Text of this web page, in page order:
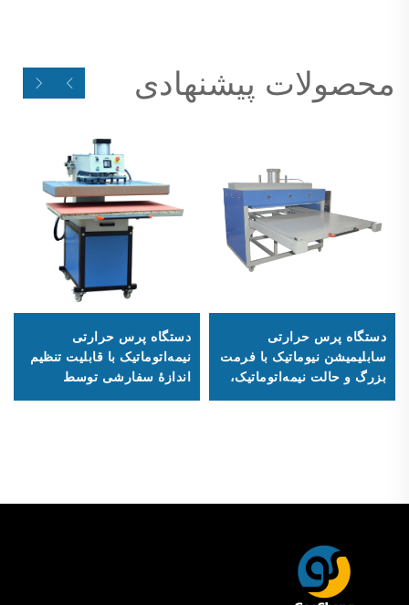
محصولات پیشنهادی
دستگاه پرس حرارتی
سابلیمیشن نیوماتیک با فرمت
بزرگ و حالت نیمه‌اتوماتیک،
چاپگر تخت‌بستری
دستگاه پرس حرارتی
نیمه‌اتوماتیک با قابلیت تنظیم
اندازهٔ سفارشی توسط
کارخانه، ابعاد استاندارد ۸۰ ×